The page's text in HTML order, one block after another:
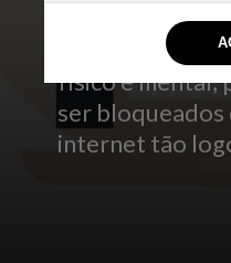
conteúdos
desafios que
físico e mental,
ser bloqueados
internet tão